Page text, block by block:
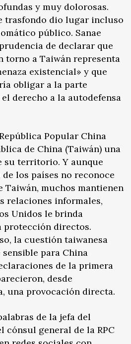
y muy dolorosas.
trasfondo dio lugar incluso
público. Sanae
de declarar que
torno a Taiwán representa
existencial» y que
obligar a la parte
derecho a la autodefensa
Popular China
de China (Taiwán) una
su territorio. Y aunque
los países no reconoce
Taiwán, muchos mantienen
relaciones informales,
Unidos le brinda
directos.
la cuestión taiwanesa
para China
de la primera
desde
una provocación directa.
de la jefa del
cónsul general de la RPC